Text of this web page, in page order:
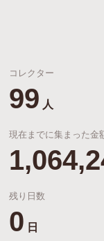
コレクター
99 人
現在までに集まった金
残り日数
0 日